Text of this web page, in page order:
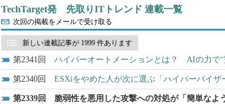
TechTarget発 先取りITトレンド 連載一覧
次回の掲載をメールで受け取る
新しい連載記事が 1999 件あります
2341 ハイパーオートメーションとは？ AIの力で“
2340 ESXiをやめた人が次に選ぶ「ハイパーバイザ
2339 脆弱性を悪用した攻撃への対処が「簡単なよ